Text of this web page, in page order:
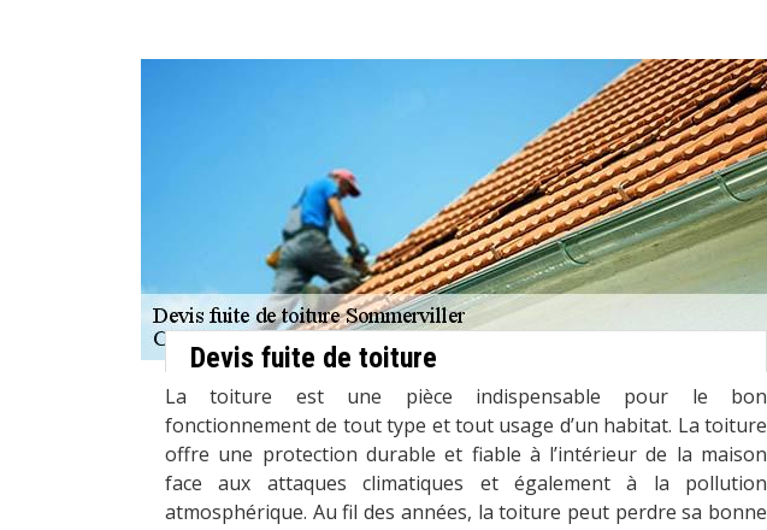
Devis fuite de toiture
La toiture est une pièce indispensable pour le bon
fonctionnement de tout type et tout usage d’un habitat. La toiture
offre une protection durable et fiable à l’intérieur de la maison
face aux attaques climatiques et également à la pollution
atmosphérique. Au fil des années, la toiture peut perdre sa bonne